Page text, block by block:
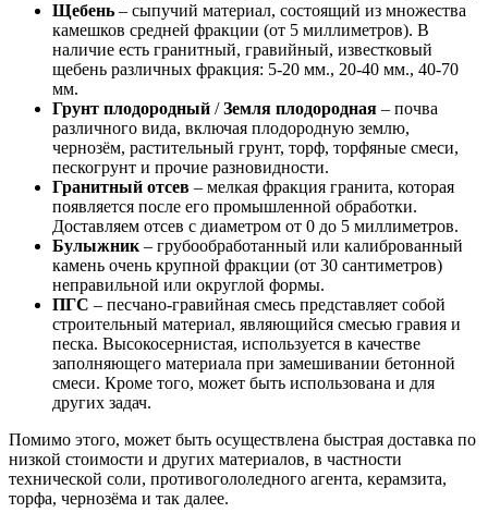
Щебень – сыпучий материал, состоящий из множества
камешков средней фракции (от 5 миллиметров). В
наличие есть гранитный, гравийный, известковый
щебень различных фракция: 5-20 мм., 20-40 мм., 40-70
мм.
Грунт плодородный /Земля плодородная – почва
различного вида, включая плодородную землю,
чернозём, растительный грунт, торф, торфяные смеси,
пескогрунт и прочие разновидности.
Гранитный отсев – мелкая фракция гранита, которая
появляется после его промышленной обработки.
Доставляем отсев с диаметром от 0 до 5 миллиметров.
Булыжник – грубообработанный или калиброванный
камень очень крупной фракции (от 30 сантиметров)
неправильной или округлой формы.
ПГС – песчано-гравийная смесь представляет собой
строительный материал, являющийся смесью гравия и
песка. Высокосернистая, используется в качестве
заполняющего материала при замешивании бетонной
смеси. Кроме того, может быть использована и для
других задач.
Помимо этого, может быть осуществлена быстрая доставка по
низкой стоимости и других материалов, в частности
технической соли, противогололедного агента, керамзита,
торфа, чернозёма и так далее.